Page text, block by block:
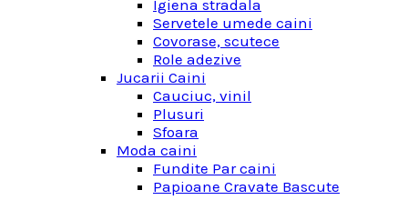
Igiena stradala
Servetele umede caini
Covorase, scutece
Role adezive
Jucarii Caini
Cauciuc, vinil
Plusuri
Sfoara
Moda caini
Fundite Par caini
Papioane Cravate Bascute